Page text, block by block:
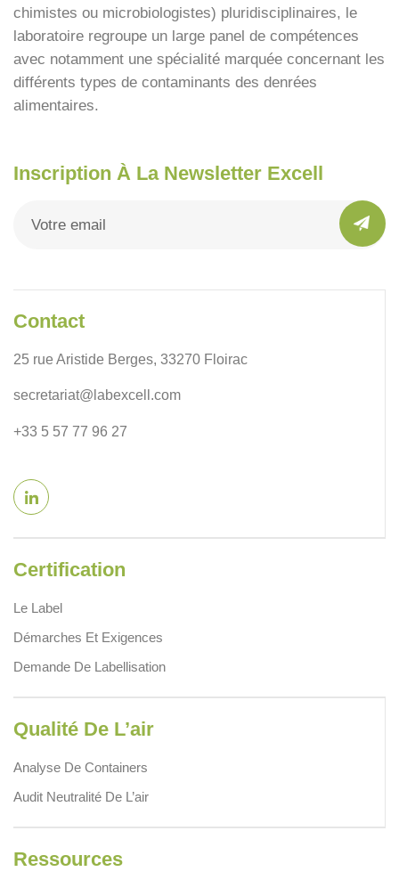
chimistes ou microbiologistes) pluridisciplinaires, le
laboratoire regroupe un large panel de compétences
avec notamment une spécialité marquée concernant les
différents types de contaminants des denrées
alimentaires.
Inscription À La Newsletter Excell
Contact
25 rue Aristide Berges, 33270 Floirac
secretariat@labexcell.com
+33 5 57 77 96 27
Certification
Le Label
Démarches Et Exigences
Demande De Labellisation
Qualité De L’air
Analyse De Containers
Audit Neutralité De L’air
Ressources